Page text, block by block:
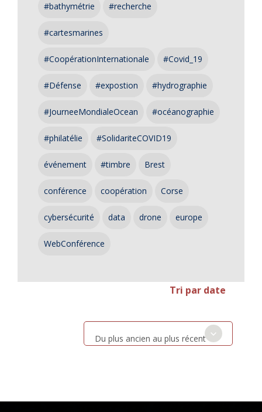
#bathymétrie #recherche
#cartesmarines
#CoopérationInternationale #Covid_19
#Défense #expostion #hydrographie
#JourneeMondialeOcean #océanographie
#philatélie #SolidariteCOVID19
événement #timbre Brest
conférence coopération Corse
cybersécurité data drone europe
WebConférence
Tri par date
Du plus ancien au plus récent